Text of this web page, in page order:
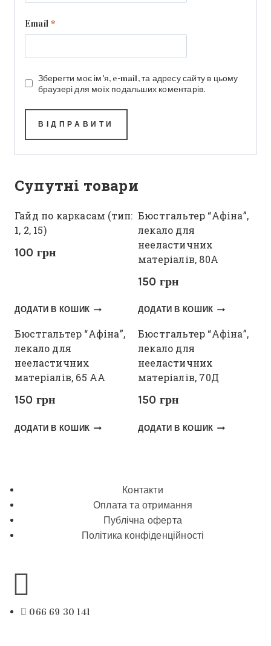
Email*
Зберегти моє ім'я, e-mail, та адресу сайту в цьому
браузері для моїх подальших коментарів.
Супутні товари
Гайд по каркасам (тип:
1, 2, 15)
100 грн
ДОДАТИ В КОШИК
Бюстгальтер “Афіна”,
лекало для
нееластичних
матеріалів, 80А
150 грн
ДОДАТИ В КОШИК
Бюстгальтер “Афіна”,
лекало для
нееластичних
матеріалів, 65 АА
150 грн
ДОДАТИ В КОШИК
Бюстгальтер “Афіна”,
лекало для
нееластичних
матеріалів, 70Д
150 грн
ДОДАТИ В КОШИК
Контакти
Оплата та отримання
Публічна оферта
Політика конфіденційності
066 69 30 141